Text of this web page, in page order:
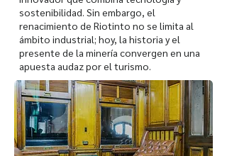
sostenibilidad. Sin embargo, el
renacimiento de Riotinto no se limita al
ámbito industrial; hoy, la historia y el
presente de la minería convergen en una
apuesta audaz por el turismo.